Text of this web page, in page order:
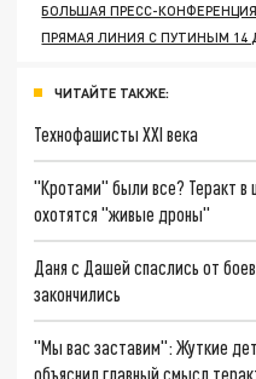
БОЛЬШАЯ ПРЕСС-
ПРЯМАЯ ЛИНИЯ С ПУТИНЫМ 14
ЧИТАЙТЕ ТАКЖЕ:
Технофашисты XXI века
"Кротами" были все? Теракт в
охотятся "живые дроны"
Даня с Дашей спаслись от
закончились
"Мы вас заставим": Жуткие
объяснил главный смысл